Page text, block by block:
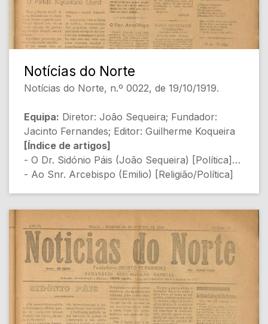
de Castro) [Defesa política]
- De toda a parte (C. C.) [Política e Clero]
[Conteúdo Gerado por Inteligência Artificial,
pode conter erros]
Notícias do Norte
Notícias do Norte, n.º 0022, de 19/10/1919.
Equipa: Diretor: João Sequeira; Fundador:
Jacinto Fernandes; Editor: Guilherme Koqueira
[Índice de artigos]
- O Dr. Sidónio Páis (João Sequeira) [Política]
- Ao Snr. Arcebispo (Emilio) [Religião/Política]
- Ao digno Sr. Comissário Geral de Policia (N/A)
[Sociedade]
- Pró instrução (Gomes da Rocha) [Educação]
- Recordações da Escola Normal (P. Tardo)
[Educação]
- Saraus pedagógicos (J. C.) [Educação]
- Chefe Martins (N/A) [Política]